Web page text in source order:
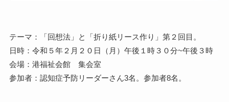
テーマ：「回想法」と「折り紙リース作り」第２回目。
日時：令和５年２月２０日（月）午後１時３０分~午後３時
会場：港福祉会館 集会室
参加者：認知症予防リーダーさん3名。参加者8名。